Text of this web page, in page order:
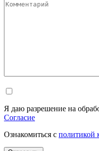
Я даю разрешение на
Согласие
Ознакомиться с политикой